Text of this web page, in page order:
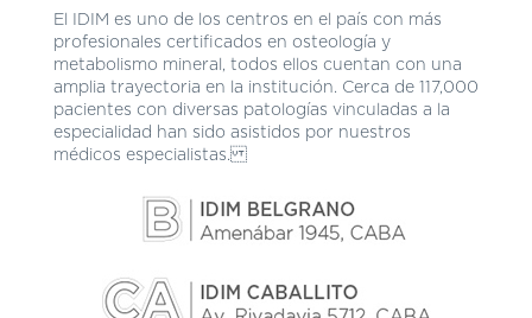
MODULO
DE
AUTOGESTIÓN
CENTRAL
DE
TURNOS
RECETAS
El IDIM es uno de los centros en el país con más
profesionales certificados en osteología y
metabolismo mineral, todos ellos cuentan con una
amplia trayectoria en la institución. Cerca de 117,000
pacientes con diversas patologías vinculadas a la
especialidad han sido asistidos por nuestros
médicos especialistas.